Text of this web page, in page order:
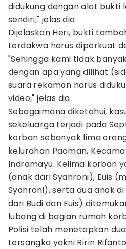
didukung dengan alat bukti
sendiri," jelas dia.
Dijelaskan Heri, bukti
terdakwa harus diperkuat
"Sehingga kami tidak
dengan apa yang dilihat
suara rekaman harus
video," jelas dia.
Sebagaimana diketahui,
sekeluarga terjadi pada
korban sebanyak lima
kelurahan Paoman,
Indramayu. Kelima korban
(anak dari Syahroni), Euis
Syahroni), serta dua anak
dari Budi dan Euis)
lubang di bagian rumah
Polisi telah menetapkan
tersangka yakni Ririn